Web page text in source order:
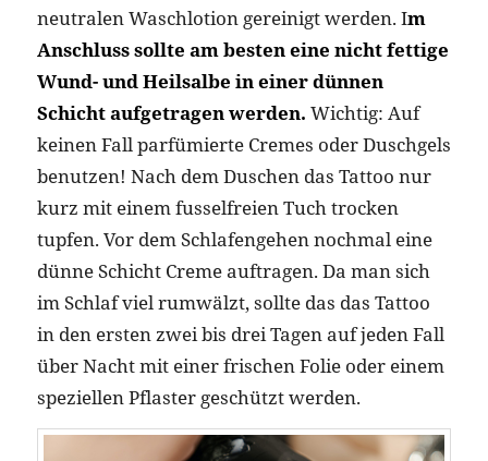
neutralen Waschlotion gereinigt werden. Im
Anschluss sollte am besten eine nicht fettige
Wund- und Heilsalbe in einer dünnen
Schicht aufgetragen werden. Wichtig: Auf
keinen Fall parfümierte Cremes oder Duschgels
benutzen! Nach dem Duschen das Tattoo nur
kurz mit einem fusselfreien Tuch trocken
tupfen. Vor dem Schlafengehen nochmal eine
dünne Schicht Creme auftragen. Da man sich
im Schlaf viel rumwälzt, sollte das das Tattoo
in den ersten zwei bis drei Tagen auf jeden Fall
über Nacht mit einer frischen Folie oder einem
speziellen Pflaster geschützt werden.